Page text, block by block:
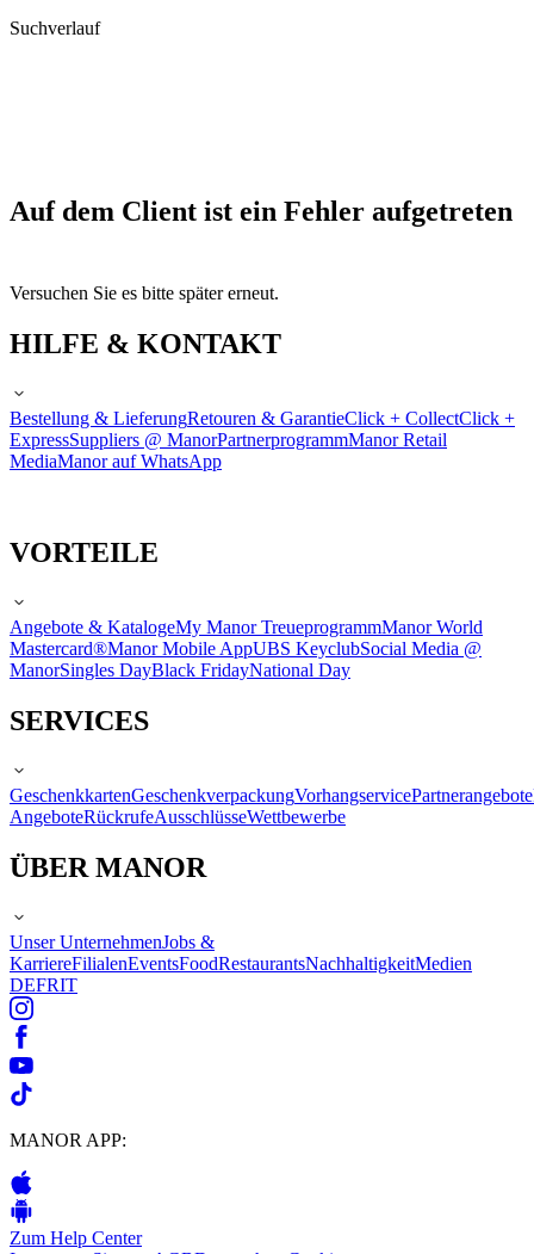
Suchverlauf
Auf dem Client ist ein Fehler aufgetreten
Versuchen Sie es bitte später erneut.
HILFE & KONTAKT
Bestellung & LieferungRetouren & GarantieClick + CollectClick +
ExpressSuppliers @ ManorPartnerprogrammManor Retail
MediaManor auf WhatsApp
VORTEILE
Angebote & KatalogeMy Manor TreueprogrammManor World
Mastercard®Manor Mobile AppUBS KeyclubSocial Media @
ManorSingles DayBlack FridayNational Day
SERVICES
GeschenkkartenGeschenkverpackungVorhangservicePartnerangebote
AngeboteRückrufeAusschlüsseWettbewerbe
ÜBER MANOR
Unser UnternehmenJobs &
KarriereFilialenEventsFoodRestaurantsNachhaltigkeitMedien
DEFRIT
MANOR APP:
Zum Help Center